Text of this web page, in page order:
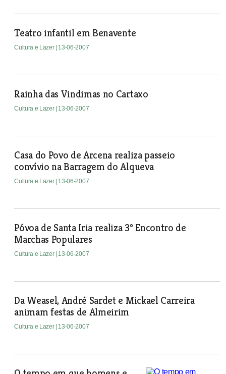
Teatro infantil em Benavente
Cultura e Lazer | 13-06-2007
Rainha das Vindimas no Cartaxo
Cultura e Lazer | 13-06-2007
Casa do Povo de Arcena realiza passeio
convívio na Barragem do Alqueva
Cultura e Lazer | 13-06-2007
Póvoa de Santa Iria realiza 3º Encontro de
Marchas Populares
Cultura e Lazer | 13-06-2007
Da Weasel, André Sardet e Mickael Carreira
animam festas de Almeirim
Cultura e Lazer | 13-06-2007